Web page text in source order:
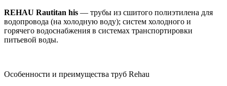
REHAU Rautitan his — трубы из сшитого полиэтилена для
водопровода (на холодную воду); систем холодного и
горячего водоснабжения в системах транспортировки
питьевой воды.
Особенности и преимущества труб Rehau